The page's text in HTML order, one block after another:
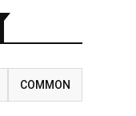
COMMON